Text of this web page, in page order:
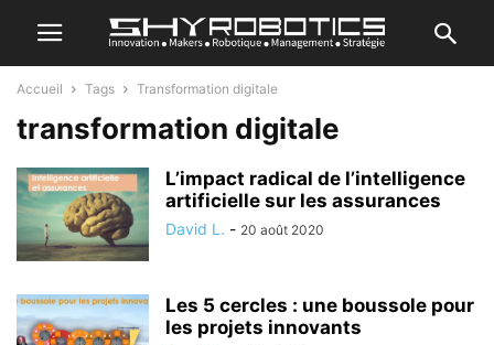
Accueil Tags Transformation digitale
transformation digitale
L’impact radical de l’intelligence
artificielle sur les assurances
David L. - 20 août 2020
Les 5 cercles : une boussole pour
les projets innovants